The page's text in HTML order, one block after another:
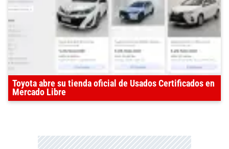
Toyota abre su tienda oficial de Usados Certificados en
Mercado Libre